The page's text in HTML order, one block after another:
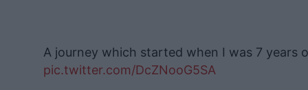
A journey which started when I was 7 years
pic.twitter.com/DcZNooG5SA